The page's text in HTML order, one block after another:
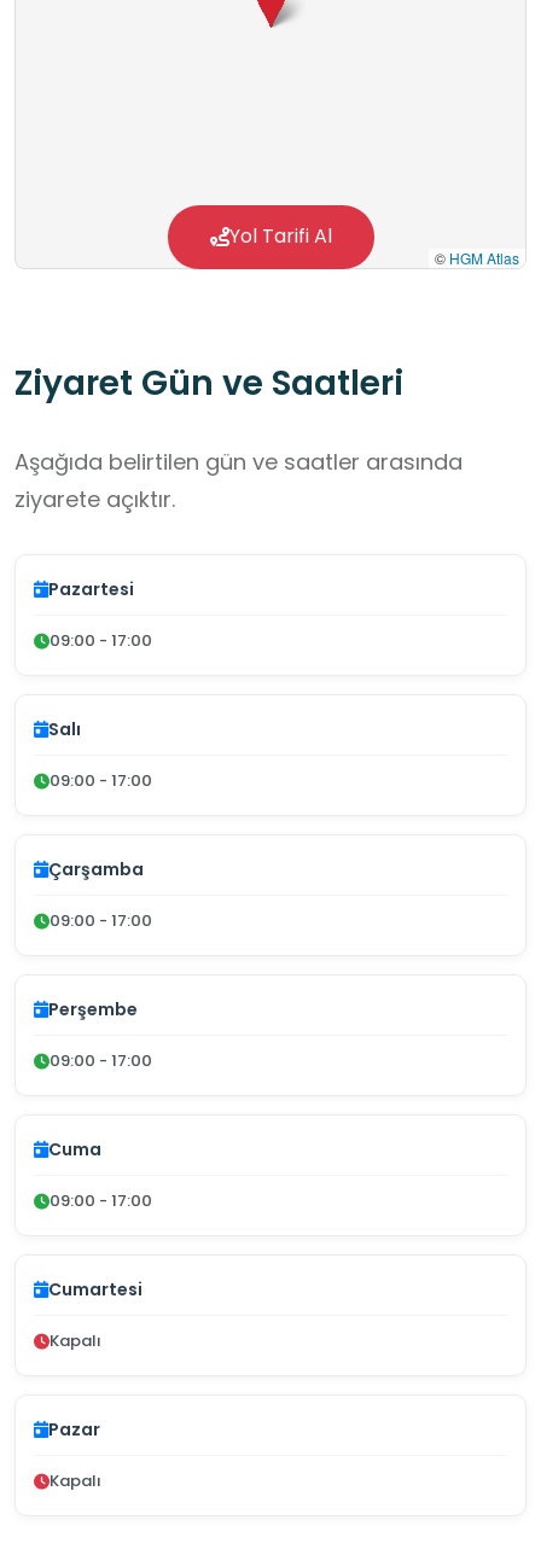
© HGM Atlas
Yol Tarifi Al
Ziyaret Gün ve Saatleri
Aşağıda belirtilen gün ve saatler arasında
ziyarete açıktır.
Pazartesi
09:00 - 17:00
Salı
09:00 - 17:00
Çarşamba
09:00 - 17:00
Perşembe
09:00 - 17:00
Cuma
09:00 - 17:00
Cumartesi
Kapalı
Pazar
Kapalı